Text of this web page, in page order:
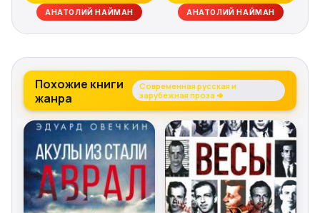
АНАТОЛИЙ НАЙМАН АНАТОЛИЙ НАЙМАН
Похожие книги
жанра
Современная русская и
зарубежная проза →